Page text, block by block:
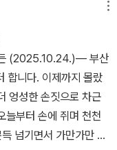
름살림으로 돌아서려
더라도 곧 가을로 접어
지만 이내 봄으로 넘
고서 푸릇푸릇 피어나
다녔습니다. 저물녘에
습니다. 바닥에 누워 몸
니다. 살살 주무르면서
수다꽃을 엽니다. 올해
든 (2025.10.24.)― 부산
합니다. 이제까지 몰랐
엉성한 손짓으로 차근
늘부터 손에 쥐며 천천
넘기면서 가만가만 익